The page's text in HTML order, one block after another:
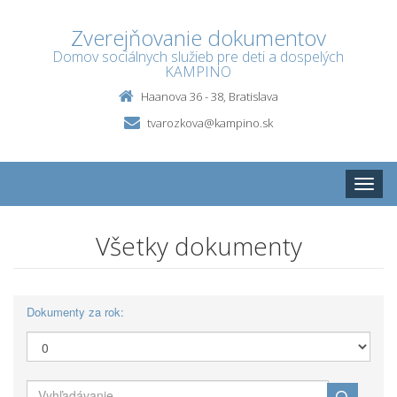
Zverejňovanie dokumentov
Domov sociálnych služieb pre deti a dospelých
KAMPINO
Haanova 36 - 38, Bratislava
tvarozkova@kampino.sk
Toggle
Všetky dokumenty
Dokumenty za rok: